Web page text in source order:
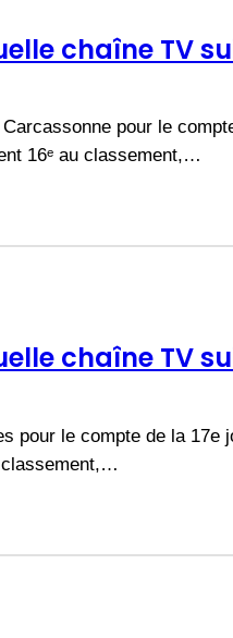
chaîne TV
pour le
16ᵉ au classement,…
chaîne TV
pour le compte de la 17e
classement,…